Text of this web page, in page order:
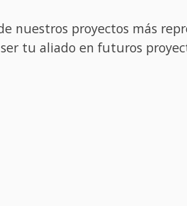
nuestros proyectos más
tu aliado en futuros